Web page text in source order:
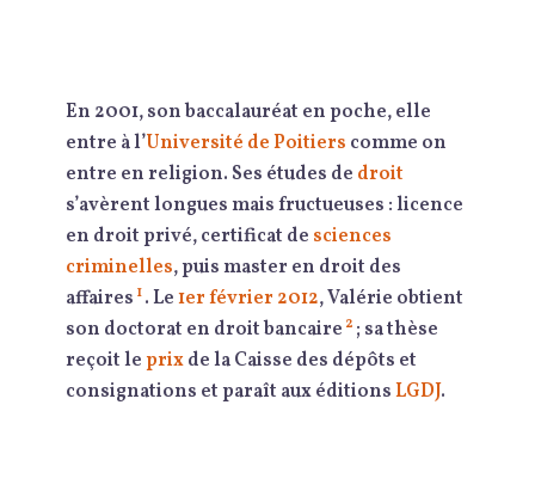
En 2001, son baccalauréat en poche, elle
entre à l’Université de Poitiers comme on
entre en religion. Ses études de droit
s’avèrent longues mais fructueuses : licence
en droit privé, certificat de sciences
criminelles, puis master en droit des
affaires 1. Le1er février 2012, Valérie obtient
son doctorat en droit bancaire 2 ; sa thèse
reçoit leprixde la Caisse des dépôts et
consignations et paraît aux éditionsLGDJ.